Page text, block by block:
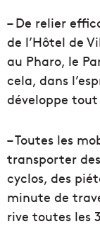
– De relier
de l’Hôtel de
au Pharo, le
cela, dans
développe
– Toutes les
transporter
cyclos, des
minute de
rive toutes les